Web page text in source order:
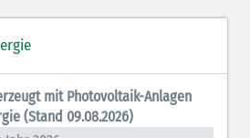
mit Photovoltaik-Anlagen
(Stand 09.08.2026)